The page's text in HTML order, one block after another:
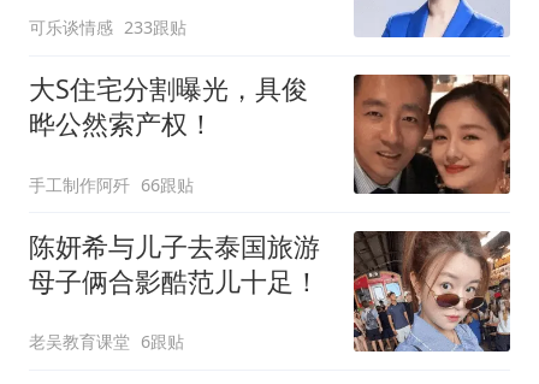
可乐谈情感 233跟贴
大S住宅分割曝光，具俊
晔公然索产权！
手工制作阿歼 66跟贴
陈妍希与儿子去泰国旅游
母子俩合影酷范儿十足！
老吴教育课堂 6跟贴